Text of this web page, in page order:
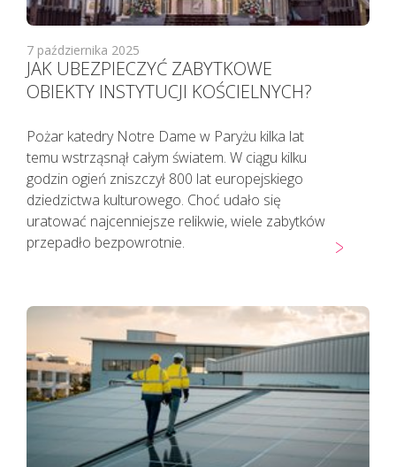
7 października 2025
JAK UBEZPIECZYĆ ZABYTKOWE
OBIEKTY INSTYTUCJI KOŚCIELNYCH?
Pożar katedry Notre Dame w Paryżu kilka lat
temu wstrząsnął całym światem. W ciągu kilku
godzin ogień zniszczył 800 lat europejskiego
dziedzictwa kulturowego. Choć udało się
uratować najcenniejsze relikwie, wiele zabytków
przepadło bezpowrotnie.